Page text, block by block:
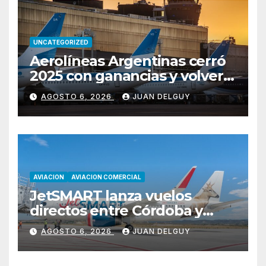
UNCATEGORIZED
Aerolíneas Argentinas cerró
2025 con ganancias y volverá
a pagar impuesto a las
ganancias
AGOSTO 6, 2026 JUAN DELGUY
AVIACION AVIACION COMERCIAL
JetSMART lanza vuelos
directos entre Córdoba y
Florianópolis
AGOSTO 6, 2026 JUAN DELGUY